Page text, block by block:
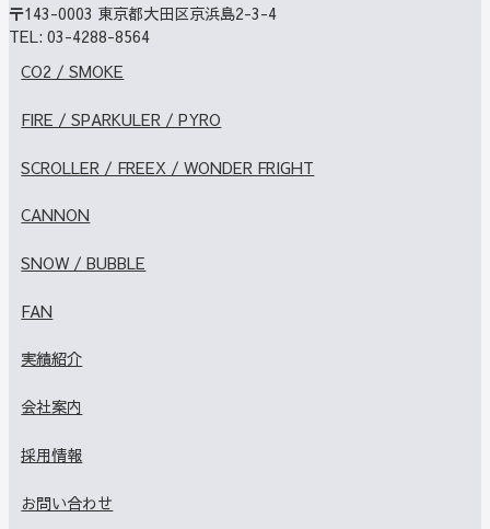
〒143-0003 東京都大田区京浜島2-3-4
TEL: 03-4288-8564
CO2 / SMOKE
FIRE / SPARKULER / PYRO
SCROLLER / FREEX / WONDER FRIGHT
CANNON
SNOW / BUBBLE
FAN
実績紹介
会社案内
採用情報
お問い合わせ